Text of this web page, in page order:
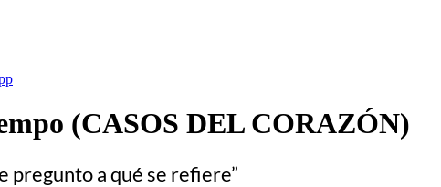
(CASOS DEL CORAZÓN)
pregunto a qué se refiere”